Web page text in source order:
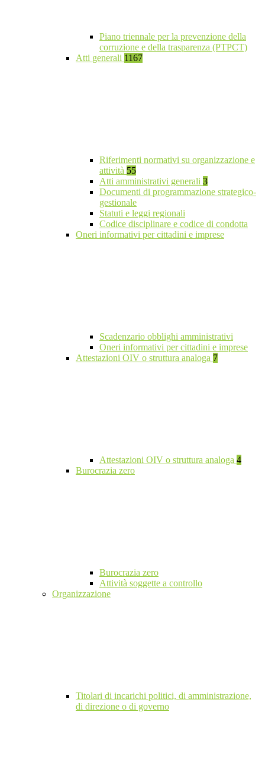
Piano triennale per la prevenzione della
corruzione e della trasparenza (PTPCT)
Atti generali 1167
Riferimenti normativi su organizzazione e
attività 55
Atti amministrativi generali 3
Documenti di programmazione strategico-
gestionale
Statuti e leggi regionali
Codice disciplinare e codice di condotta
Oneri informativi per cittadini e imprese
Scadenzario obblighi amministrativi
Oneri informativi per cittadini e imprese
Attestazioni OIV o struttura analoga 7
Attestazioni OIV o struttura analoga 4
Burocrazia zero
Burocrazia zero
Attività soggette a controllo
Organizzazione
Titolari di incarichi politici, di amministrazione,
di direzione o di governo